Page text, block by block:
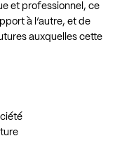
et professionnel, ce
à l’autre, et de
auxquelles cette